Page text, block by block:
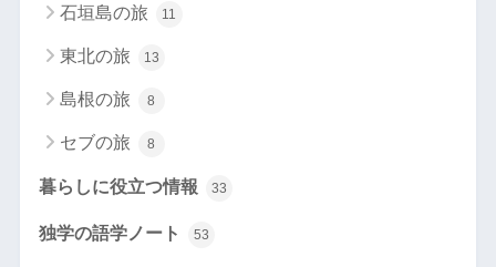
石垣島の旅 11
東北の旅 13
島根の旅 8
セブの旅 8
暮らしに役立つ情報 33
独学の語学ノート 53